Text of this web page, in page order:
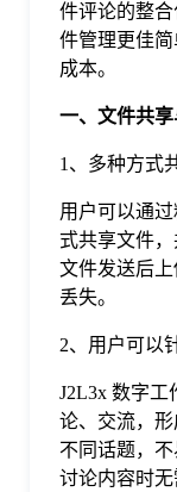
常
问
题
件评论的整
件管理更佳
成本。
一、 文件共
1、多种方式
用户可以通
式共享文件，
文件发送后
丢失。
2、用户可以
J2L3x 数字
论、交流，
不同话题，
讨论内容时无